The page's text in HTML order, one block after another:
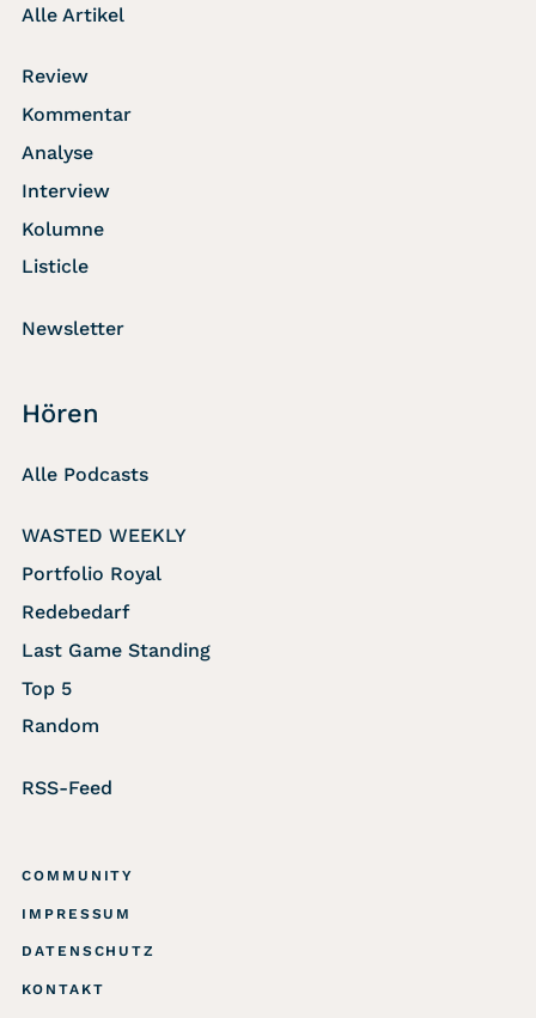
Alle Artikel
Review
Kommentar
Analyse
Interview
Kolumne
Listicle
Newsletter
Hören
Alle Podcasts
WASTED WEEKLY
Portfolio Royal
Redebedarf
Last Game Standing
Top 5
Random
RSS-Feed
COMMUNITY
IMPRESSUM
DATENSCHUTZ
KONTAKT